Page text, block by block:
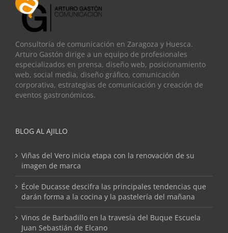
Consultoría de comunicación en Zaragoza y Huesca.
Arturo Gastón dirige a un equipo de profesionales
especializados en prensa, diseño web, posicionamiento
web, social media, diseño gráfico, comunicación
corporativa, estrategias de comunicación y creación de
eventos gastronómicos.
BLOG AL AJILLO
Viñas del Vero inicia etapa con la renovación de su
imagen de marca
École Ducasse descifra las principales tendencias que
darán forma a la cocina y la pastelería del mañana
Vinos de Barbadillo en la travesía del Buque Escuela
Juan Sebastián de Elcano